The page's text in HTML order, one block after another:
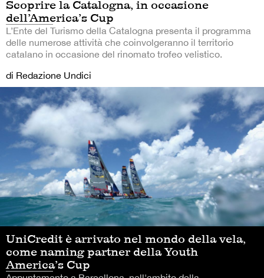
Scoprire la Catalogna, in occasione
dell’America’s Cup
L’Ente del Turismo della Catalogna presenta il programma
delle numerose attività che coinvolgeranno il territorio
catalano in occasione del rinomato trofeo velistico.
di Redazione Undici
UniCredit è arrivato nel mondo della vela,
come naming partner della Youth
America’s Cup